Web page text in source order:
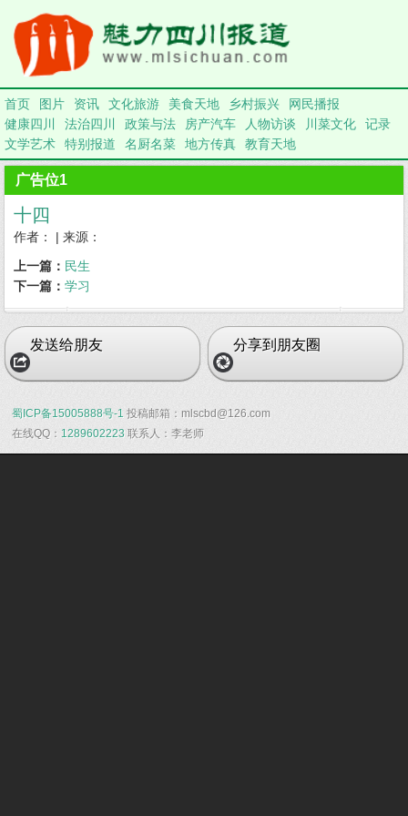
首页 图片 资讯 文化旅游 美食天地 乡村振兴
网民播报
健康四川
法治四川 政策与法 房产汽车 人物访谈 川菜文化
记录
文学艺术
特别报道 名厨名菜 地方传真 教育天地
广告位1
十四
作者： | 来源：
上一篇： 民生
下一篇： 学习
发送给朋友 分享到朋友圈
蜀ICP备15005888号-1 投稿邮箱：mlscbd@126.com
在线QQ： 1289602223 联系人：李老师